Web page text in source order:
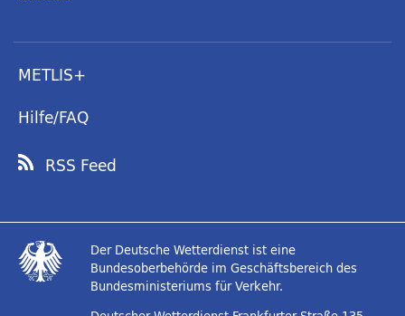
METLIS+
Hilfe/FAQ
RSS Feed
Der Deutsche Wetterdienst ist eine
Bundesoberbehörde im Geschäftsbereich des
Bundesministeriums für Verkehr.